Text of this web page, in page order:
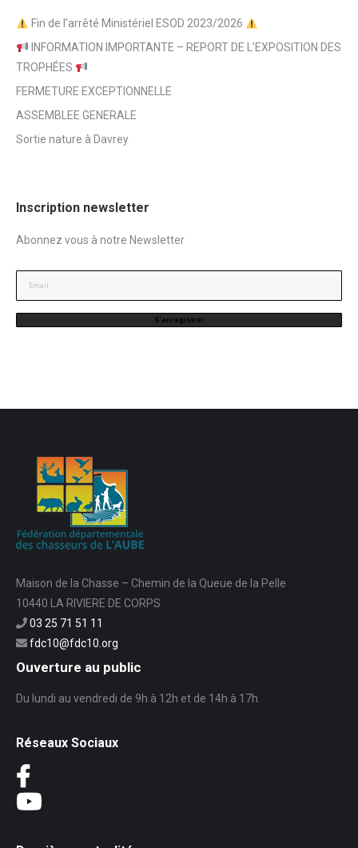
Fin de l’arrêté Ministériel ESOD 2023/2026
INFORMATION IMPORTANTE – REPORT DE L’EXPOSITION DES
TROPHÉES
FERMETURE EXCEPTIONNELLE
ASSEMBLEE GENERALE
Sortie nature à Davrey
Inscription newsletter
Abonnez vous à notre Newsletter
Maison de la Chasse – Chemin de la Queue de la Pelle
10440 LA RIVIERE DE CORPS
03 25 71 51 11
fdc10@fdc10.org
Ouverture au public
Du lundi au vendredi de 9h à 12h et de 14h à 17h
Réseaux Sociaux